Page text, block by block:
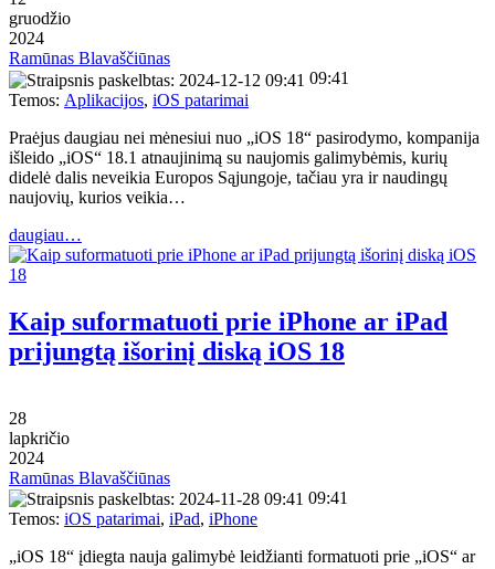
gruodžio
2024
Ramūnas Blavaščiūnas
09:41
Temos: Aplikacijos, iOS patarimai
Praėjus daugiau nei mėnesiui nuo „iOS 18“ pasirodymo, kompanija
išleido „iOS“ 18.1 atnaujinimą su naujomis galimybėmis, kurių
didelė dalis neveikia Europos Sąjungoje, tačiau yra ir naudingų
naujovių, kurios veikia…
daugiau…
Kaip suformatuoti prie iPhone ar iPad
prijungtą išorinį diską iOS 18
28
lapkričio
2024
Ramūnas Blavaščiūnas
09:41
Temos: iOS patarimai, iPad, iPhone
„iOS 18“ įdiegta nauja galimybė leidžianti formatuoti prie „iOS“ ar